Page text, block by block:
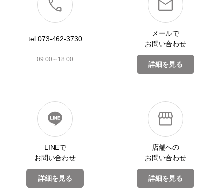
tel.073-462-3730
09:00～18:00
メールで
お問い合わせ
詳細を見る
LINEで
お問い合わせ
詳細を見る
店舗への
お問い合わせ
詳細を見る